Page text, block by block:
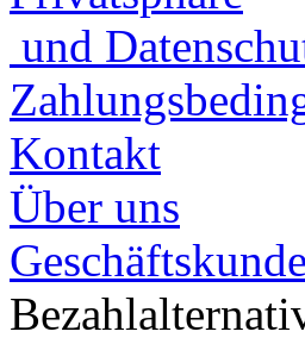
und
Kontakt
Über uns